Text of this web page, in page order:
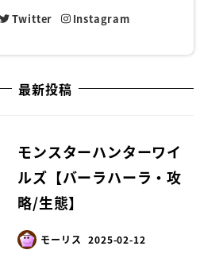
Twitter Instagram
最新投稿
モンスターハンターワイ
ルズ【バーラハーラ・攻
略/生態】
モーリス 2025-02-12